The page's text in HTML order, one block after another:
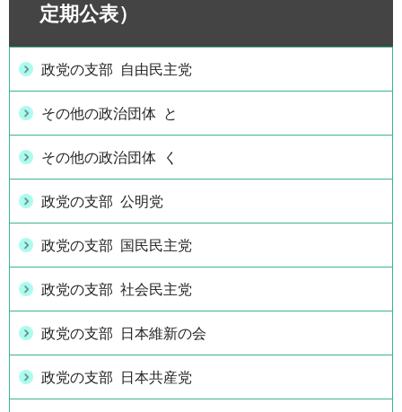
定期公表）
政党の支部 自由民主党
その他の政治団体 と
その他の政治団体 く
政党の支部 公明党
政党の支部 国民民主党
政党の支部 社会民主党
政党の支部 日本維新の会
政党の支部 日本共産党